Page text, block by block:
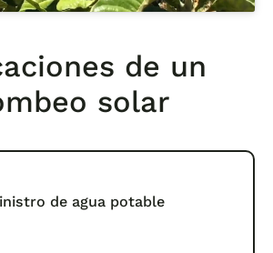
de un
solar
de agua potable